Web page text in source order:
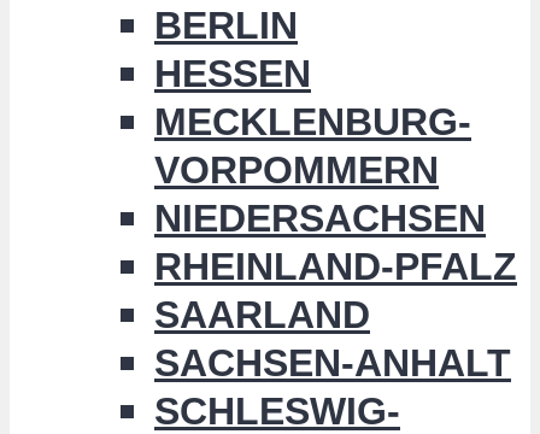
BERLIN
HESSEN
MECKLENBURG-
VORPOMMERN
NIEDERSACHSEN
RHEINLAND-PFALZ
SAARLAND
SACHSEN-ANHALT
SCHLESWIG-